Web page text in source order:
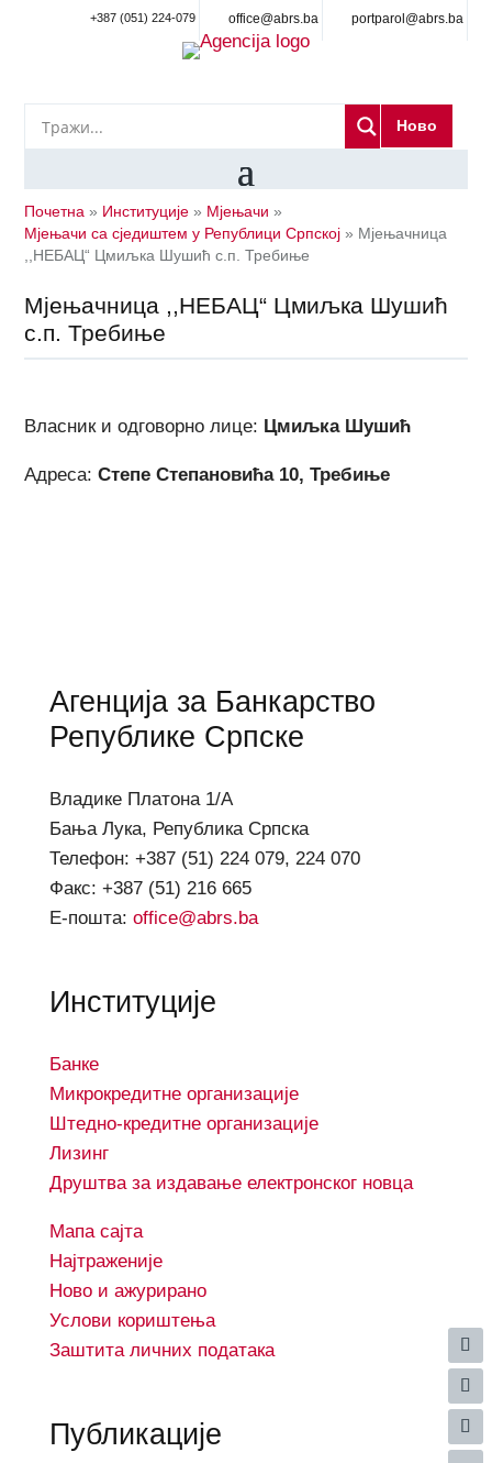
+387 (051) 224-079 office@abrs.ba portparol@abrs.ba
Ново
Почетна » Институције » Мјењачи »
Мјењачи са сједиштем у Републици Српској » Мјењачница
,,НЕБАЦ“ Цмиљка Шушић с.п. Требиње
Мјењачница ,,НЕБАЦ“ Цмиљка Шушић
с.п. Требиње
Власник и одговорно лице: Цмиљка Шушић
Адреса:Степе Степановића 10, Требиње
Агенција за Банкарство
Републике Српске
Владике Платона 1/А
Бања Лука, Република Српска
Телефон: +387 (51) 224 079, 224 070
Факс: +387 (51) 216 665
Е-пошта: office@abrs.ba
Институције
Банке
Микрокредитне организације
Штедно-кредитне организације
Лизинг
Друштва за издавање електронског новца
Мапа сајта
Најтраженије
Ново и ажурирано
Услови кориштењa
Заштита личних података
Публикације